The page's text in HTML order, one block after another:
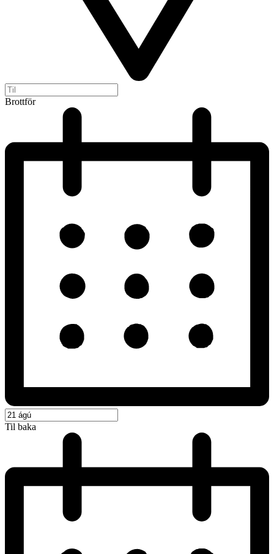
Brottför
Til baka